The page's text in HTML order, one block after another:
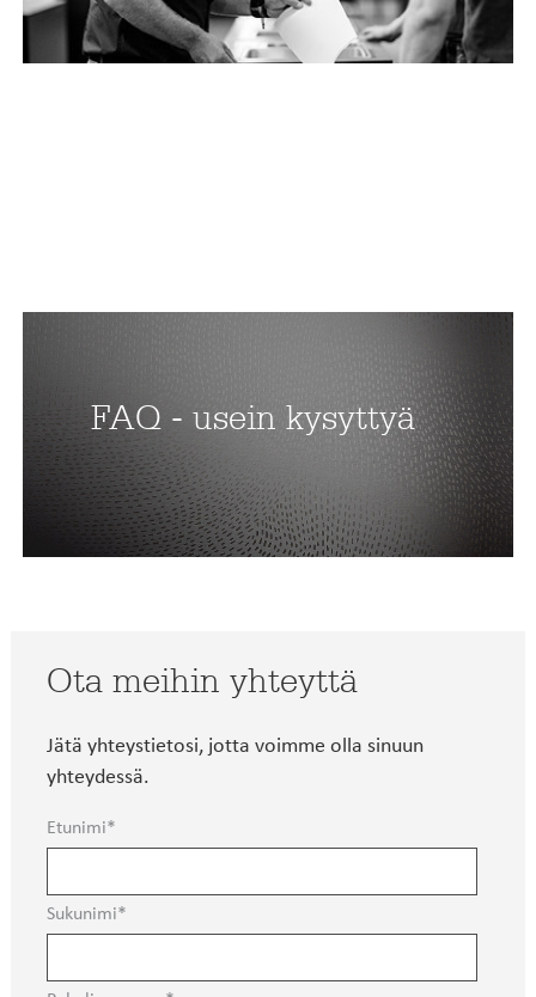
FAQ - usein kysyttyä
Ota meihin yhteyttä
Jätä yhteystietosi, jotta voimme olla sinuun
yhteydessä.
Etunimi
Sukunimi